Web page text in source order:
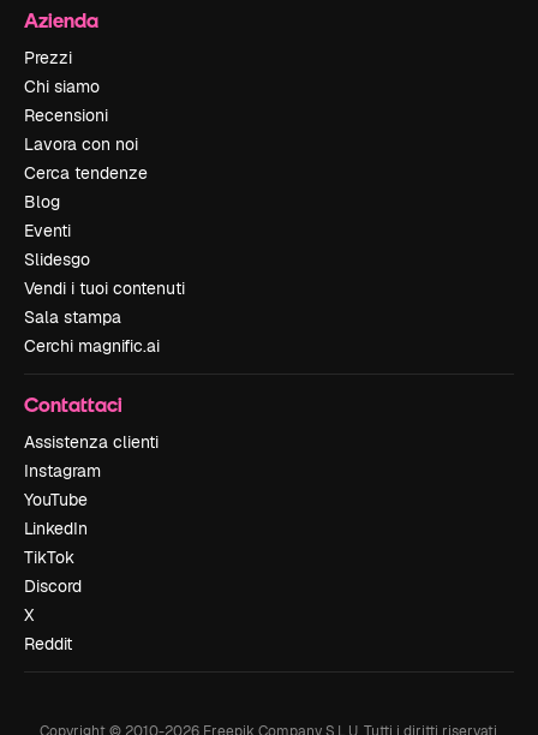
Azienda
Prezzi
Chi siamo
Recensioni
Lavora con noi
Cerca tendenze
Blog
Eventi
Slidesgo
Vendi i tuoi contenuti
Sala stampa
Cerchi magnific.ai
Contattaci
Assistenza clienti
Instagram
YouTube
LinkedIn
TikTok
Discord
X
Reddit